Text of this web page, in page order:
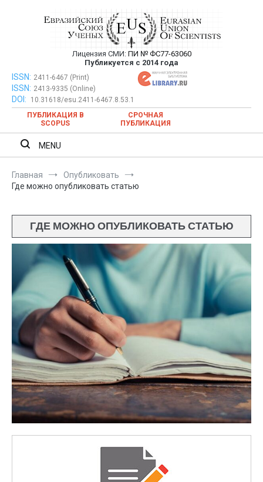
Евразийский Союз Ученых —
публикация научных статей в
ежемесячном научном журнале
Лицензия СМИ: ПИ № ФС77-63060
Публикуется с 2014 года
Евразийский Союз Ученых — публикация научных статей в
ежемесячном научном журнале
ISSN: 2411-6467 (Print)
ISSN: 2413-9335 (Online)
DOI:
10.31618/esu.2411-6467.8.53.1
ПУБЛИКАЦИЯ В
SCOPUS
СРОЧНАЯ
ПУБЛИКАЦИЯ
MENU
Главная
Опубликовать
Где можно опубликовать статью
ГДЕ МОЖНО ОПУБЛИКОВАТЬ СТАТЬЮ